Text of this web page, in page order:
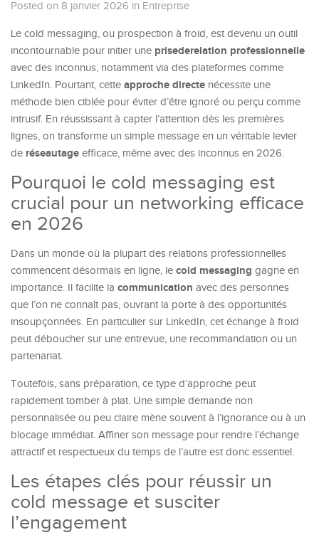
Posted on 8 janvier 2026 in Entreprise
Le cold messaging, ou prospection à froid, est devenu un outil
incontournable pour initier une prisederelation professionnelle
avec des inconnus, notamment via des plateformes comme
LinkedIn. Pourtant, cette approche directe nécessite une
méthode bien ciblée pour éviter d’être ignoré ou perçu comme
intrusif. En réussissant à capter l’attention dès les premières
lignes, on transforme un simple message en un véritable levier
de réseautage efficace, même avec des inconnus en 2026.
Pourquoi le cold messaging est
crucial pour un networking efficace
en 2026
Dans un monde où la plupart des relations professionnelles
commencent désormais en ligne, le cold messaging gagne en
importance. Il facilite la communication avec des personnes
que l’on ne connaît pas, ouvrant la porte à des opportunités
insoupçonnées. En particulier sur LinkedIn, cet échange à froid
peut déboucher sur une entrevue, une recommandation ou un
partenariat.
Toutefois, sans préparation, ce type d’approche peut
rapidement tomber à plat. Une simple demande non
personnalisée ou peu claire mène souvent à l’ignorance ou à un
blocage immédiat. Affiner son message pour rendre l’échange
attractif et respectueux du temps de l’autre est donc essentiel.
Les étapes clés pour réussir un
cold message et susciter
l’engagement